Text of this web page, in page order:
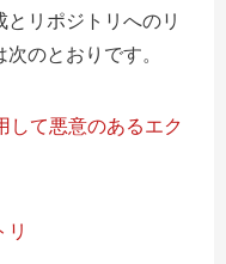
リポジトリへのリ
のとおりです。
して悪意のあるエク
リ